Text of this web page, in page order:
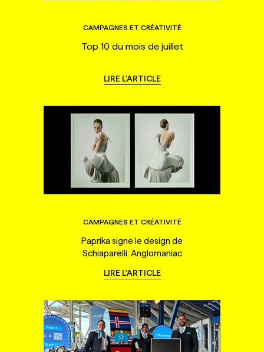
CAMPAGNES ET CRÉATIVITÉ
Top 10 du mois de juillet
LIRE L'ARTICLE
CAMPAGNES ET CRÉATIVITÉ
Paprika signe le design de
Schiaparelli: Anglomaniac
LIRE L'ARTICLE